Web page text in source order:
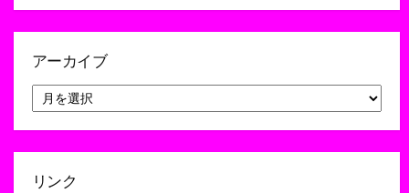
アーカイブ
ー
カ
リンク